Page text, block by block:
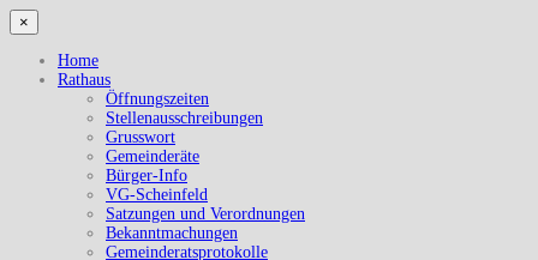
×
Home
Rathaus
Öffnungszeiten
Stellenausschreibungen
Grusswort
Gemeinderäte
Bürger-Info
VG-Scheinfeld
Satzungen und Verordnungen
Bekanntmachungen
Gemeinderatsprotokolle